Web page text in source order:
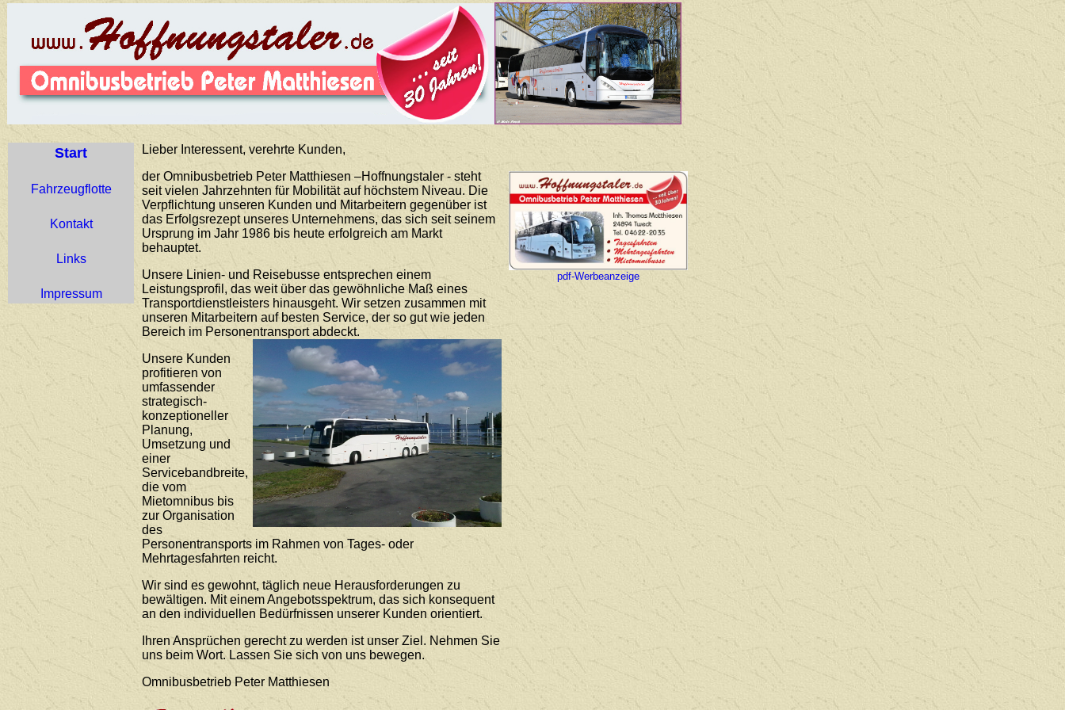
Start
Fahrzeugflotte
Kontakt
Links
Impressum
Lieber Interessent, verehrte Kunden,
der Omnibusbetrieb Peter Matthiesen –Hoffnungstaler - steht
seit vielen Jahrzehnten für Mobilität auf höchstem Niveau. Die
Verpflichtung unseren Kunden und Mitarbeitern gegenüber ist
das Erfolgsrezept unseres Unternehmens, das sich seit seinem
Ursprung im Jahr 1986 bis heute erfolgreich am Markt
behauptet.
Unsere Linien- und Reisebusse entsprechen einem
Leistungsprofil, das weit über das gewöhnliche Maß eines
Transportdienstleisters hinausgeht. Wir setzen zusammen mit
unseren Mitarbeitern auf besten Service, der so gut wie jeden
Bereich im Personentransport abdeckt.
Unsere Kunden
profitieren von
umfassender
strategisch-
konzeptioneller
Planung,
Umsetzung und
einer
Servicebandbreite,
die vom
Mietomnibus bis
zur Organisation
des
Personentransports im Rahmen von Tages- oder
Mehrtagesfahrten reicht.
Wir sind es gewohnt, täglich neue Herausforderungen zu
bewältigen. Mit einem Angebotsspektrum, das sich konsequent
an den individuellen Bedürfnissen unserer Kunden orientiert.
Ihren Ansprüchen gerecht zu werden ist unser Ziel. Nehmen Sie
uns beim Wort. Lassen Sie sich von uns bewegen.
Omnibusbetrieb Peter Matthiesen
pdf-Werbeanzeige